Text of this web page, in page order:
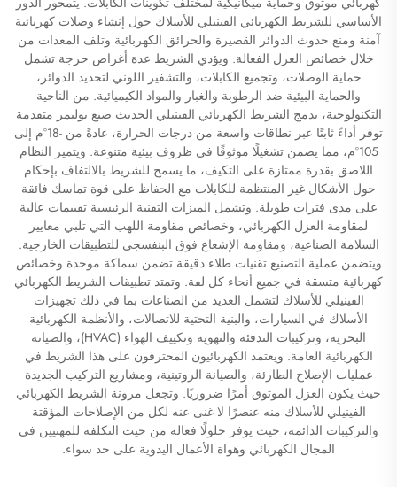
الأساسي للشريط الكهربائي الفينيلي للأسلاك حول إنشاء وصلات كهربائية
آمنة ومنع حدوث الدوائر القصيرة والحرائق الكهربائية وتلف المعدات من
خلال خصائص العزل الفعالة. ويؤدي الشريط عدة أغراض حرجة تشمل
حماية الوصلات، وتجميع الكابلات، والتشفير اللوني لتحديد الدوائر،
والحماية البيئية ضد الرطوبة والغبار والمواد الكيميائية. من الناحية
التكنولوجية، يدمج الشريط الكهربائي الفينيلي الحديث صيغ بوليمر متقدمة
توفر أداءً ثابتًا عبر نطاقات واسعة من درجات الحرارة، عادةً من -18°م إلى
105°م، مما يضمن تشغيلًا موثوقًا في ظروف بيئية متنوعة. ويتميز النظام
اللاصق بقدرة ممتازة على التكيف، ما يسمح للشريط بالالتفاف بإحكام
حول الأشكال غير المنتظمة للكابلات مع الحفاظ على قوة تماسك فائقة
على مدى فترات طويلة. وتشمل الميزات التقنية الرئيسية تقييمات عالية
لمقاومة العزل الكهربائي، وخصائص مقاومة اللهب التي تلبي معايير
السلامة الصناعية، ومقاومة الإشعاع فوق البنفسجي للتطبيقات الخارجية.
ويتضمن عملية التصنيع تقنيات طلاء دقيقة تضمن سماكة موحدة وخصائص
كهربائية متسقة في جميع أنحاء كل لفة. وتمتد تطبيقات الشريط الكهربائي
الفينيلي للأسلاك لتشمل العديد من الصناعات بما في ذلك تجهيزات
الأسلاك في السيارات، والبنية التحتية للاتصالات، والأنظمة الكهربائية
البحرية، وتركيبات التدفئة والتهوية وتكييف الهواء (HVAC)، والصيانة
الكهربائية العامة. ويعتمد الكهربائيون المحترفون على هذا الشريط في
عمليات الإصلاح الطارئة، والصيانة الروتينية، ومشاريع التركيب الجديدة
حيث يكون العزل الموثوق أمرًا ضروريًا. وتجعل مرونة الشريط الكهربائي
الفينيلي للأسلاك منه عنصرًا لا غنى عنه لكل من الإصلاحات المؤقتة
والتركيبات الدائمة، حيث يوفر حلولًا فعالة من حيث التكلفة للمهنيين في
المجال الكهربائي وهواة الأعمال اليدوية على حد سواء.